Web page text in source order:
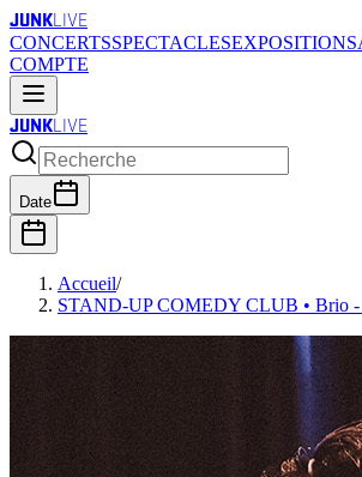
JUNKLIVE
CONCERTSSPECTACLESEXPOSITIONS
COMPTE
JUNKLIVE
Date
Accueil/
STAND-UP COMEDY CLUB • Brio -